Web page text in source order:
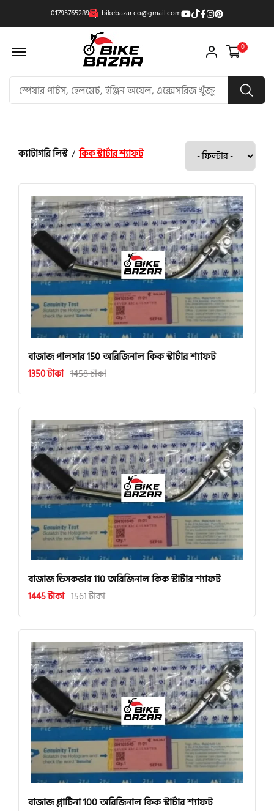
01795765289 bikebazar.co@gmail.com
Offcanvas Menu Open 0
ক্যাটাগরি লিস্ট/কিক স্টার্টার শ্যাফট
বাজাজ পালসার 150 অরিজিনাল কিক স্টার্টার শ্যাফট
1350 টাকা 1458 টাকা
বাজাজ ডিসকভার 110 অরিজিনাল কিক স্টার্টার শ্যাফট
1445 টাকা 1561 টাকা
বাজাজ প্লাটিনা 100 অরিজিনাল কিক স্টার্টার শ্যাফট